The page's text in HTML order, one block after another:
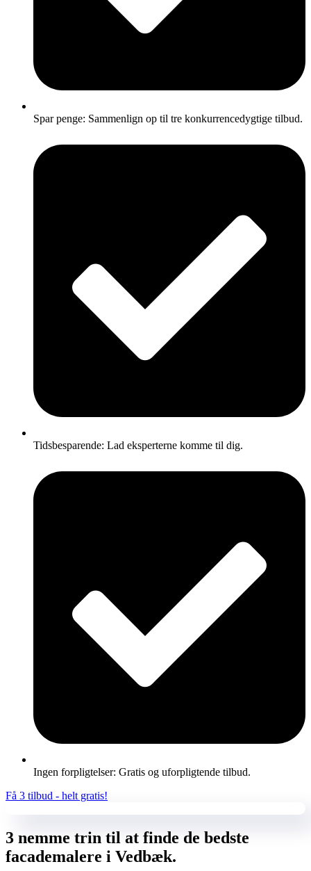
Spar penge: Sammenlign op til tre konkurrencedygtige tilbud.
Tidsbesparende: Lad eksperterne komme til dig.
Ingen forpligtelser: Gratis og uforpligtende tilbud.
Få 3 tilbud - helt gratis!
3 nemme trin til at finde de bedste
facademalere i Vedbæk.